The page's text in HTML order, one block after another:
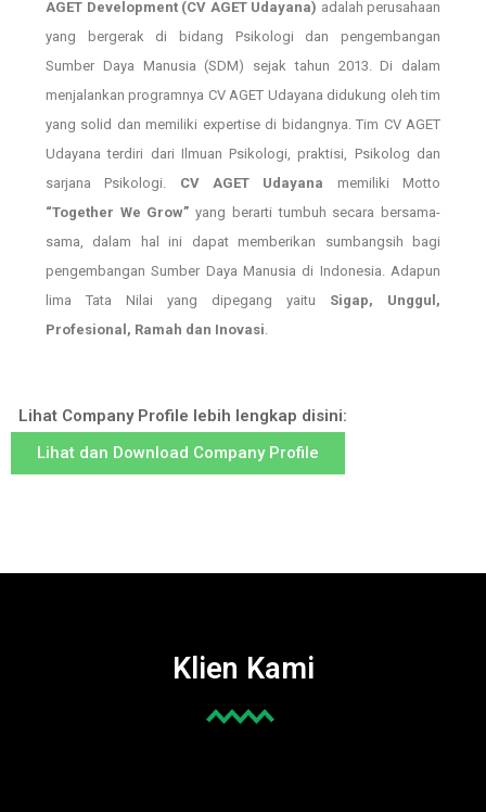
AGET Development (CV AGET Udayana) adalah perusahaan
yang bergerak di bidang Psikologi dan pengembangan
Sumber Daya Manusia (SDM) sejak tahun 2013. Di dalam
menjalankan programnya CV AGET Udayana didukung oleh tim
yang solid dan memiliki expertise di bidangnya. Tim CV AGET
Udayana terdiri dari Ilmuan Psikologi, praktisi, Psikolog dan
sarjana Psikologi. CV AGET Udayana memiliki Motto
“Together We Grow”yang berarti tumbuh secara bersama-
sama, dalam hal ini dapat memberikan sumbangsih bagi
pengembangan Sumber Daya Manusia di Indonesia. Adapun
lima Tata Nilai yang dipegang yaitu Sigap, Unggul,
Profesional, Ramah dan Inovasi
Lihat Company Profile lebih lengkap disini:
Lihat dan Download Company Profile
Klien Kami